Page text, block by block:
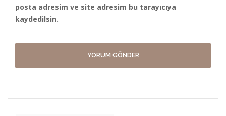
posta adresim ve site adresim bu tarayıcıya
kaydedilsin.